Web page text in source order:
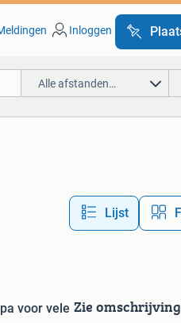
Inloggen
Alle afstanden…
Lijst
voor vele Zie omschrijving